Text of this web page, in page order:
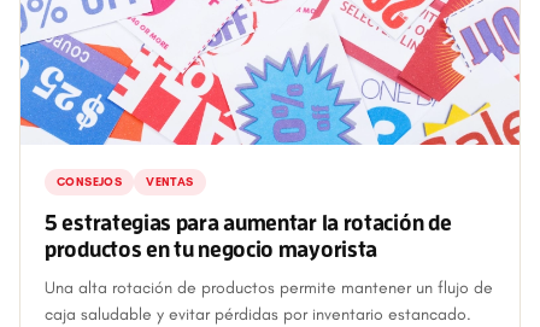
CONSEJOS VENTAS
5 estrategias para aumentar la rotación de
productos en tu negocio mayorista
Una alta rotación de productos permite mantener un flujo de
caja saludable y evitar pérdidas por inventario estancado.